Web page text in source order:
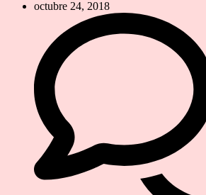
octubre 24, 2018